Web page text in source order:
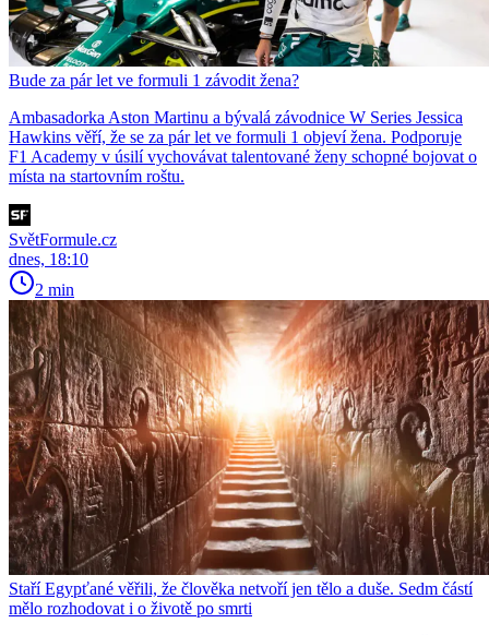
Bude za pár let ve formuli 1 závodit žena?
Ambasadorka Aston Martinu a bývalá závodnice W Series Jessica
Hawkins věří, že se za pár let ve formuli 1 objeví žena. Podporuje
F1 Academy v úsilí vychovávat talentované ženy schopné bojovat o
místa na startovním roštu.
SvětFormule.cz
dnes, 18:10
2 min
Staří Egypťané věřili, že člověka netvoří jen tělo a duše. Sedm částí
mělo rozhodovat i o životě po smrti